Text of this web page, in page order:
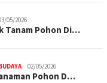
05/2026
Tanam Pohon Di…
02/05/2026
Pohon D…